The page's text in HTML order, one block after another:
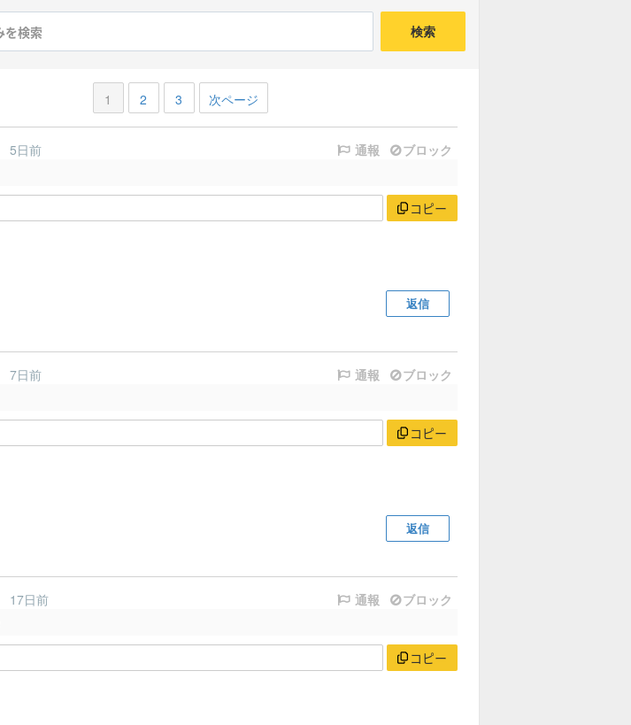
検索
1 2 3 次ページ
5日前 通報 ブロック
コピー
返信
7日前 通報 ブロック
コピー
返信
17日前 通報 ブロック
コピー